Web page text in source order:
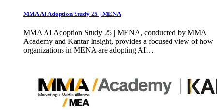
MMA AI Adoption Study 25 | MENA
MMA AI Adoption Study 25 | MENA, conducted by MMA
Academy and Kantar Insight, provides a focused view of how
organizations in MENA are adopting AI…